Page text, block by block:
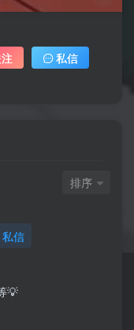
私信
排序
私信
💡